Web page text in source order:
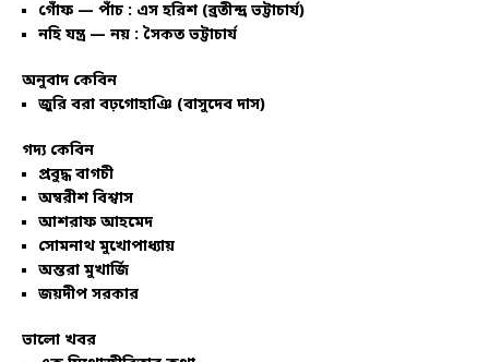
গোঁফ — পাঁচ : এস হরিশ (ব্রতীন্দ্র ভট্টাচার্য)
নহি যন্ত্র — নয় : সৈকত ভট্টাচার্য
অনুবাদ কেবিন
জুরি বরা বঢ়গোহাঞি (বাসুদেব দাস)
গদ্য কেবিন
প্রবুদ্ধ বাগচী
অম্বরীশ বিশ্বাস
আশরাফ আহমেদ
সোমনাথ মুখোপাধ্যায়
অন্তরা মুখার্জি
জয়দীপ সরকার
ভালো খবর